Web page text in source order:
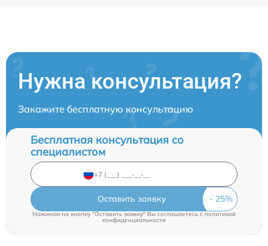
Нужна консультация?
Закажите бесплатную консультацию
Бесплатная консультация со
специалистом
Оставить заявку
Нажимая на кнопку "Оставить заявку" Вы соглашаетесь c политикой
конфиденциальности